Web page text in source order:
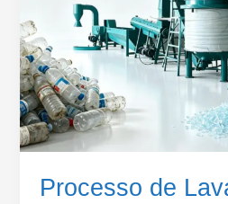
Processo de
Explicado
Passo
a
Passo